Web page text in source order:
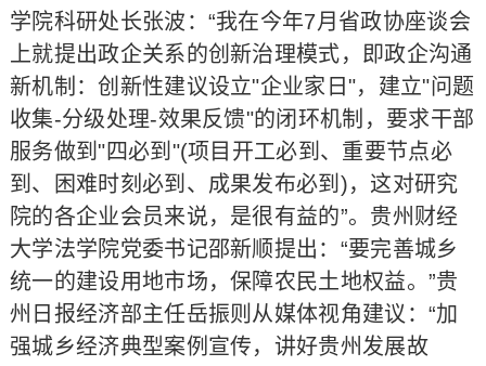
学院科研处长张波：“我在今年7月省政协座谈会
上就提出政企关系的创新治理模式，即政企沟通
新机制：创新性建议设立"企业家日"，建立"问题
收集-分级处理-效果反馈"的闭环机制，要求干部
服务做到"四必到"(项目开工必到、重要节点必
到、困难时刻必到、成果发布必到)，这对研究
院的各企业会员来说，是很有益的”。贵州财经
大学法学院党委书记邵新顺提出：“要完善城乡
统一的建设用地市场，保障农民土地权益。”贵
州日报经济部主任岳振则从媒体视角建议：“加
强城乡经济典型案例宣传，讲好贵州发展故